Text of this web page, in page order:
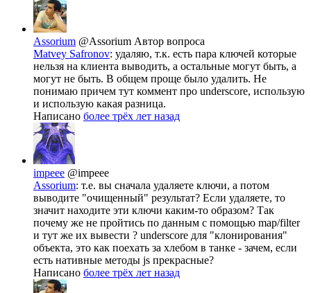
Assorium @Assorium Автор вопроса
Matvey Safronov: удаляю, т.к. есть пара ключей которые
нельзя на клиента выводить, а остальные могут быть, а
могут не быть. В общем проще было удалить. Не
понимаю причем тут коммент про underscore, использую
и использую какая разница.
Написано более трёх лет назад
impeee @impeee
Assorium: т.е. вы сначала удаляете ключи, а потом
выводите "очищенный" результат? Если удаляете, то
значит находите эти ключи каким-то образом? Так
почему же не пройтись по данным с помощью map/filter
и тут же их вывести ? underscore для "клонирования"
объекта, это как поехать за хлебом в танке - зачем, если
есть нативные методы js прекрасные?
Написано более трёх лет назад